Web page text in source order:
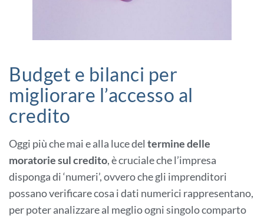
Budget e bilanci per
migliorare l’accesso al
credito
Oggi più che mai e alla luce del termine delle
moratorie sul credito, è cruciale che l’impresa
disponga di ‘numeri’, ovvero che gli imprenditori
possano verificare cosa i dati numerici rappresentano,
per poter analizzare al meglio ogni singolo comparto